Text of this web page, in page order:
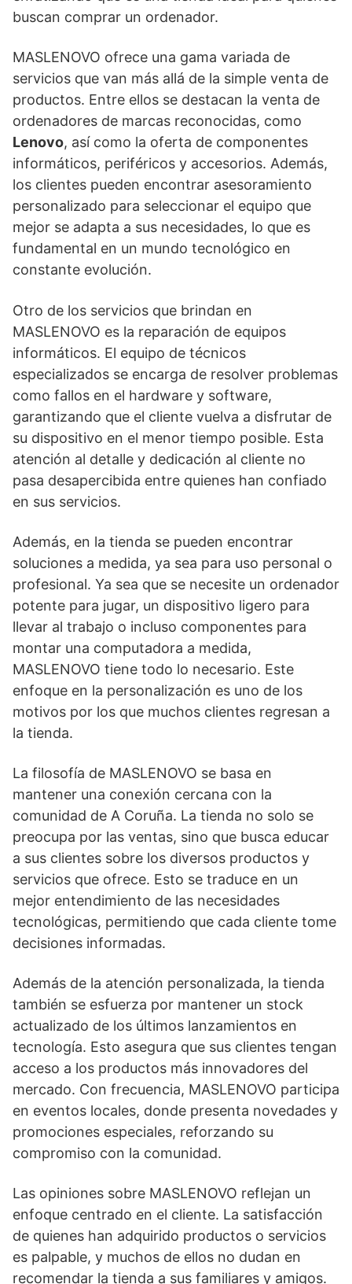
buscan comprar un ordenador.
MASLENOVO ofrece una gama variada de
servicios que van más allá de la simple venta de
productos. Entre ellos se destacan la venta de
ordenadores de marcas reconocidas, como
Lenovo, así como la oferta de componentes
informáticos, periféricos y accesorios. Además,
los clientes pueden encontrar asesoramiento
personalizado para seleccionar el equipo que
mejor se adapta a sus necesidades, lo que es
fundamental en un mundo tecnológico en
constante evolución.
Otro de los servicios que brindan en
MASLENOVO es la reparación de equipos
informáticos. El equipo de técnicos
especializados se encarga de resolver problemas
como fallos en el hardware y software,
garantizando que el cliente vuelva a disfrutar de
su dispositivo en el menor tiempo posible. Esta
atención al detalle y dedicación al cliente no
pasa desapercibida entre quienes han confiado
en sus servicios.
Además, en la tienda se pueden encontrar
soluciones a medida, ya sea para uso personal o
profesional. Ya sea que se necesite un ordenador
potente para jugar, un dispositivo ligero para
llevar al trabajo o incluso componentes para
montar una computadora a medida,
MASLENOVO tiene todo lo necesario. Este
enfoque en la personalización es uno de los
motivos por los que muchos clientes regresan a
la tienda.
La filosofía de MASLENOVO se basa en
mantener una conexión cercana con la
comunidad de A Coruña. La tienda no solo se
preocupa por las ventas, sino que busca educar
a sus clientes sobre los diversos productos y
servicios que ofrece. Esto se traduce en un
mejor entendimiento de las necesidades
tecnológicas, permitiendo que cada cliente tome
decisiones informadas.
Además de la atención personalizada, la tienda
también se esfuerza por mantener un stock
actualizado de los últimos lanzamientos en
tecnología. Esto asegura que sus clientes tengan
acceso a los productos más innovadores del
mercado. Con frecuencia, MASLENOVO participa
en eventos locales, donde presenta novedades y
promociones especiales, reforzando su
compromiso con la comunidad.
Las opiniones sobre MASLENOVO reflejan un
enfoque centrado en el cliente. La satisfacción
de quienes han adquirido productos o servicios
es palpable, y muchos de ellos no dudan en
recomendar la tienda a sus familiares y amigos.